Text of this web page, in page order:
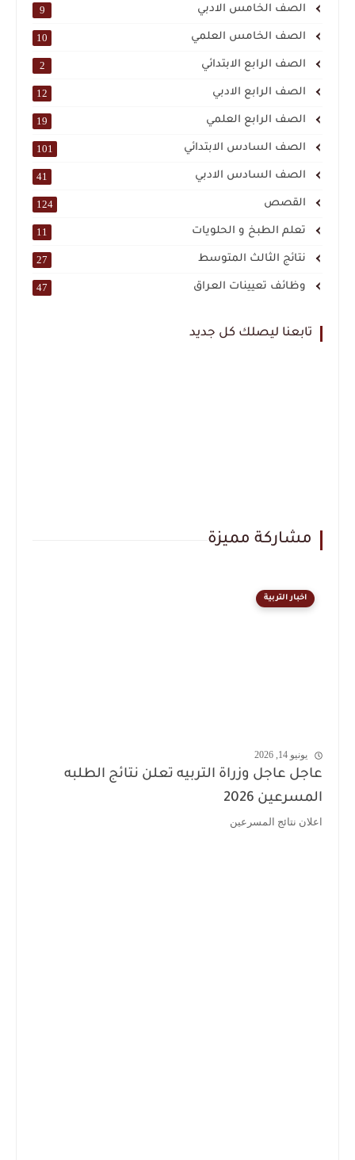
الصف الخامس الادبي 9
الصف الخامس العلمي 10
الصف الرابع الابتدائي 2
الصف الرابع الادبي 12
الصف الرابع العلمي 19
الصف السادس الابتدائي 101
الصف السادس الادبي 41
القصص 124
تعلم الطبخ و الحلويات 11
نتائج الثالث المتوسط 27
وظائف تعيينات العراق 47
تابعنا ليصلك كل جديد
مشاركة مميزة
اخبار التربية
يونيو 14, 2026
عاجل عاجل وزراة التربيه تعلن نتائج الطلبه
المسرعين 2026
اعلان نتائج المسرعين